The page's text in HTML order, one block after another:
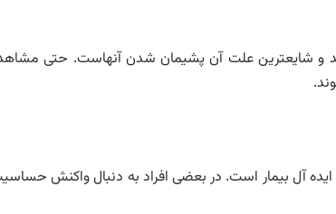
و شایعترین علت آن پشیمان شدن آنهاست. حتی
آل بیمار است. در بعضی افراد به دنبال واکنش